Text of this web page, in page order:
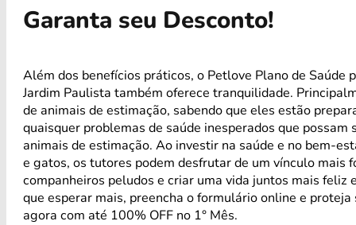
Garanta seu Desconto!
Além dos benefícios práticos, o Petlove Plano de Saúde
Jardim Paulista também oferece tranquilidade.
de animais de estimação, sabendo que eles estão
quaisquer problemas de saúde inesperados que possam
animais de estimação. Ao investir na saúde e no bem-
e gatos, os tutores podem desfrutar de um vínculo mais
companheiros peludos e criar uma vida juntos mais feliz
que esperar mais, preencha o formulário online e proteja
agora com até 100% OFF no 1° Mês.